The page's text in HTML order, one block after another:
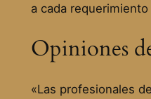
a cada
Opiniones
«Las profesionales de